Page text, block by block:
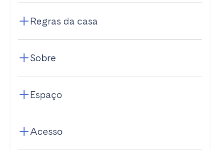
Regras da casa
Sobre
Espaço
Acesso